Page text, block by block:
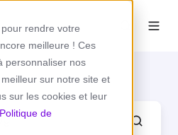
rendre votre
meilleure ! Ces
personnaliser nos
sur notre site et
sur les cookies et leur
Politique de